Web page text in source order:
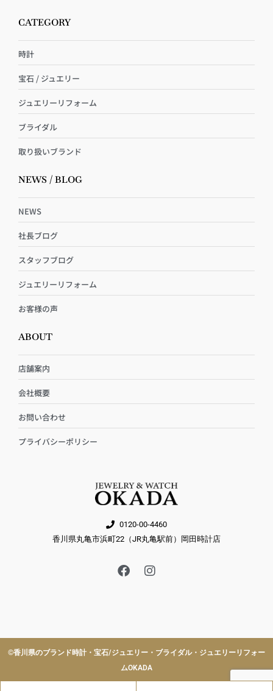
CATEGORY
時計
宝石 / ジュエリー
ジュエリーリフォーム
ブライダル
取り扱いブランド
NEWS / BLOG
NEWS
社長ブログ
スタッフブログ
ジュエリーリフォーム
お客様の声
ABOUT
店舗案内
会社概要
お問い合わせ
プライバシーポリシー
0120-00-4460
香川県丸亀市浜町22（JR丸亀駅前）岡田時計店
F
a
o
k
I
n
r
a
m
©︎香川県のブランド時計・宝石/ジュエリー・ブライダル・ジュエリーリフォー
ムOKADA